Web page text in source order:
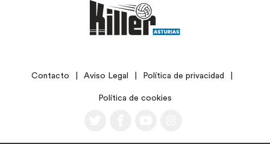
LEGALContacto Aviso Legal Política de privacidad
Política de cookies